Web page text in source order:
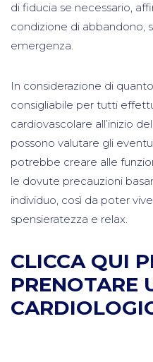
di fiducia se necessario,
condizione di abbandono,
emergenza.
In considerazione di
consigliabile per tutti
cardiovascolare all’inizio
possono valutare gli
potrebbe creare alle
le dovute precauzioni
individuo, così da poter
spensieratezza e relax.
CLICCA QUI
PRENOTARE